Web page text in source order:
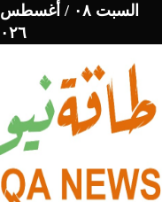
السبت ٠٨ /